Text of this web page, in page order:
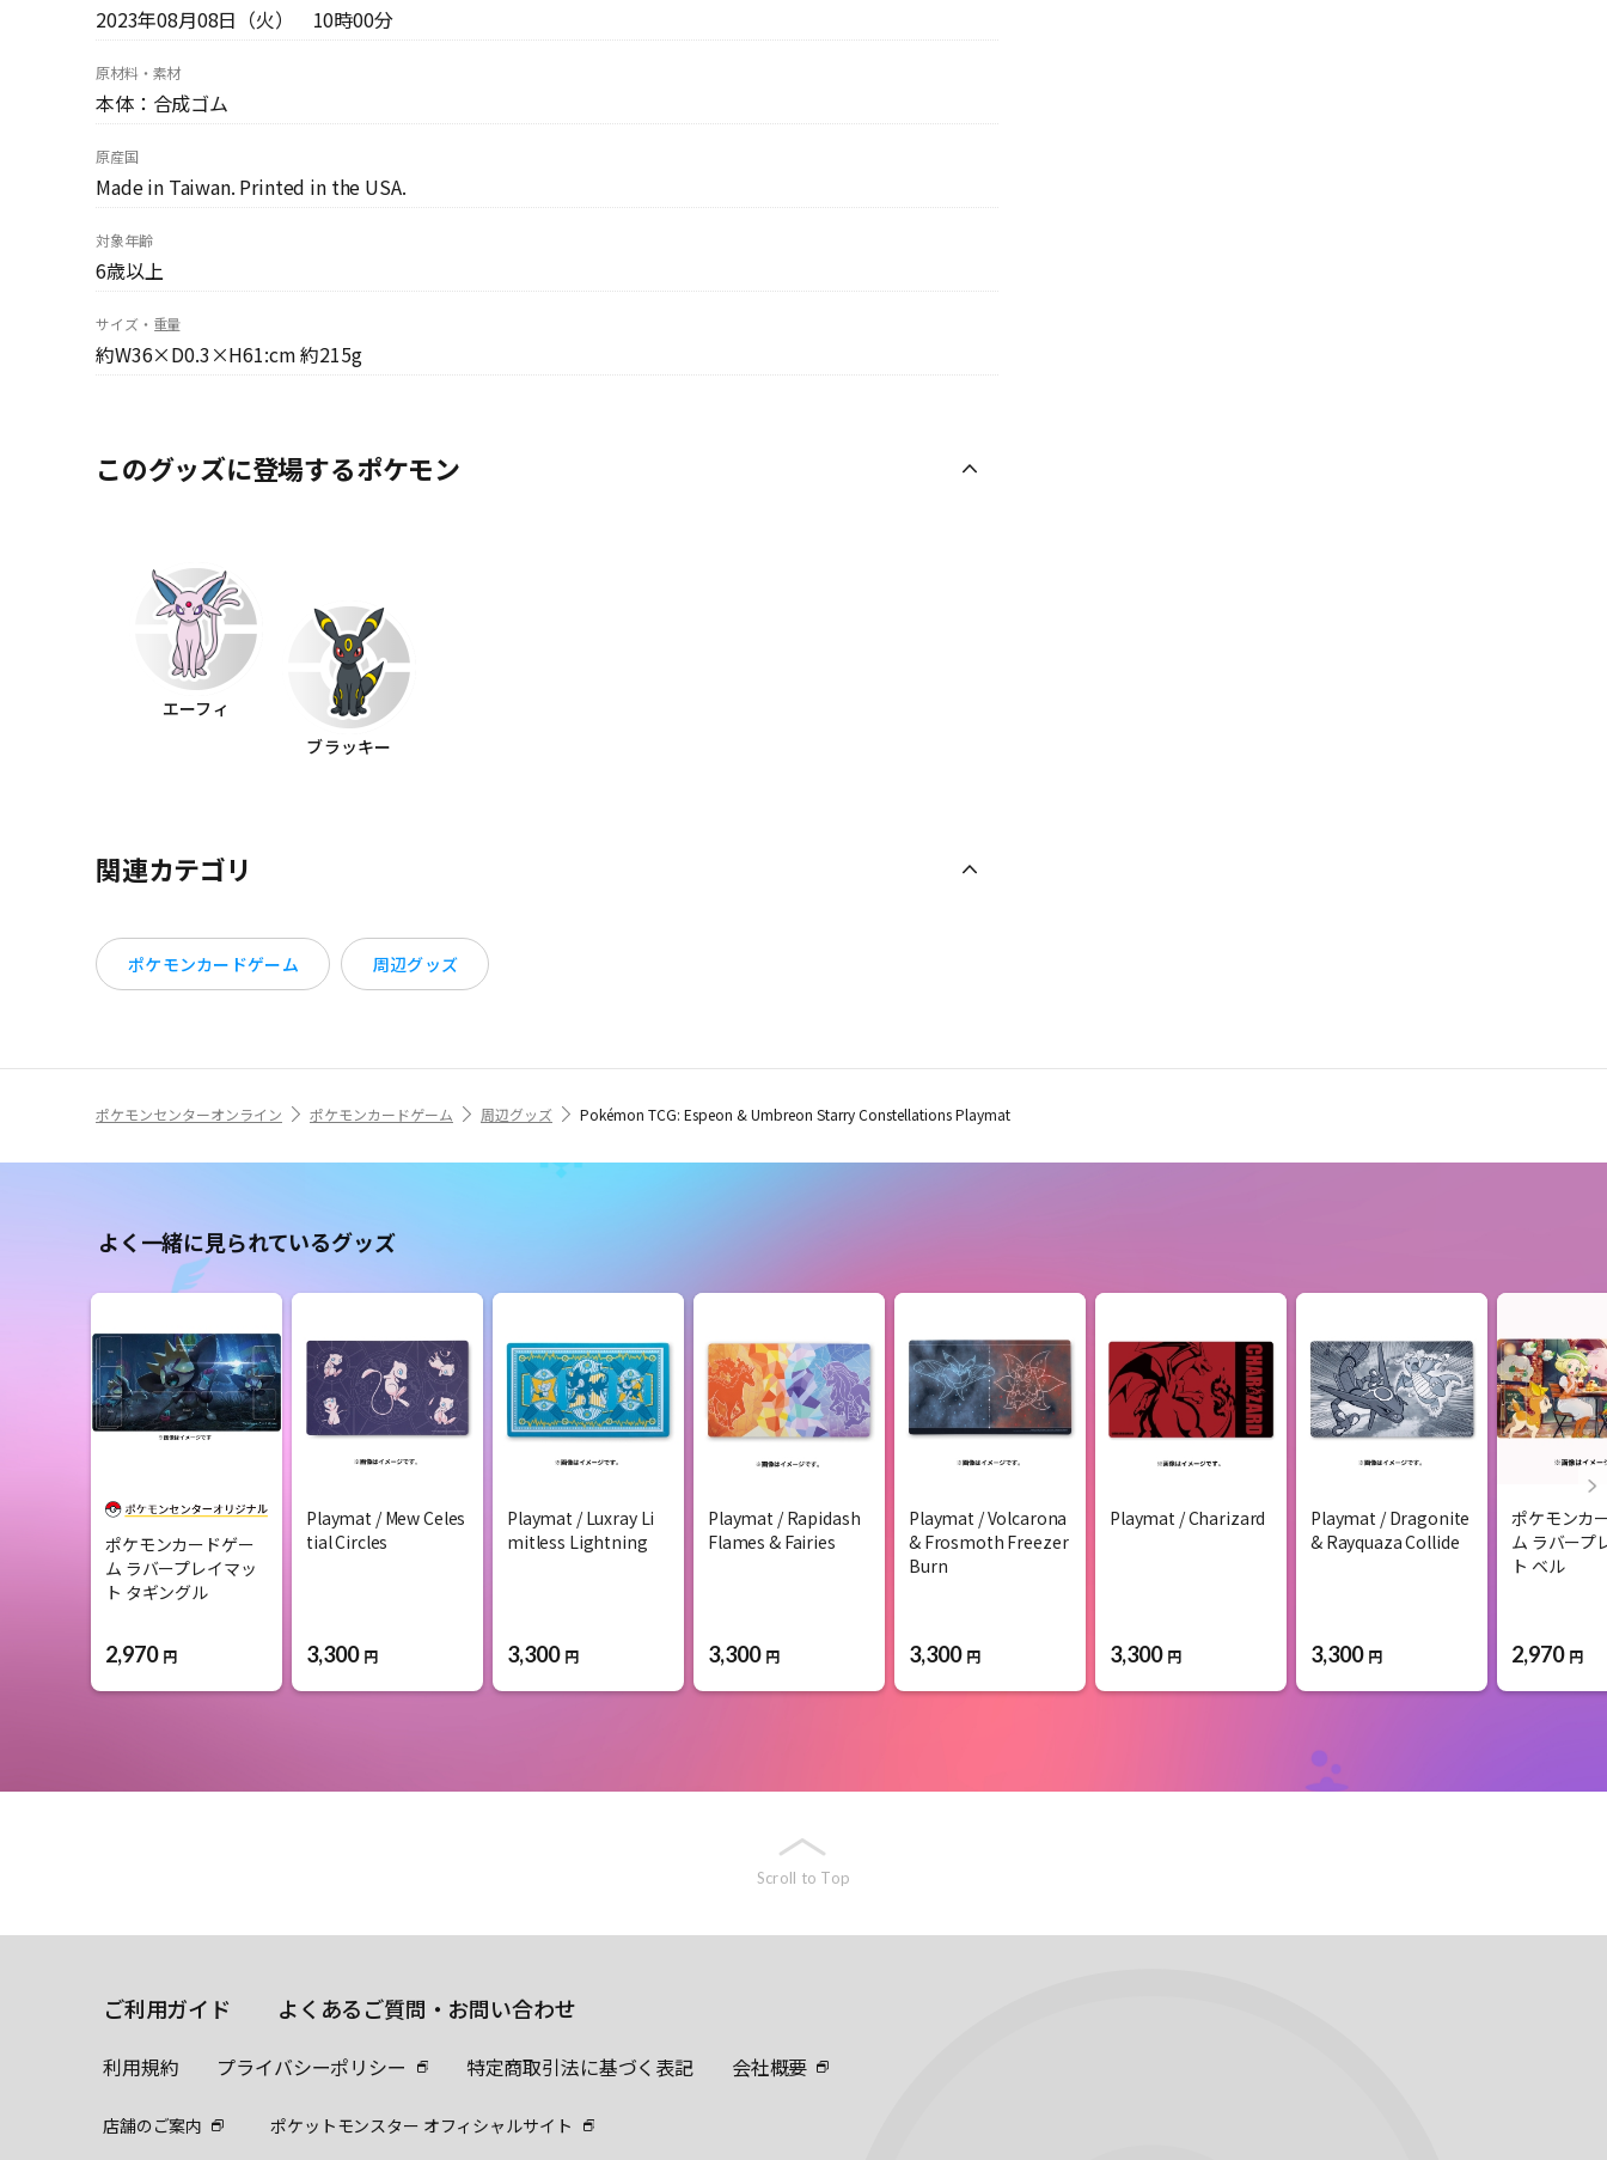
2023年08月08日（火） 10時00分
原材料・素材
本体：合成ゴム
原産国
Made in Taiwan. Printed in the USA.
対象年齢
6歳以上
サイズ・重量
約W36×D0.3×H61:cm 約215g
このグッズに登場するポケモン
エーフィ
ブラッキー
関連カテゴリ
ポケモンカードゲーム 周辺グッズ
ポケモンセンターオンライン ポケモンカードゲーム 周辺グッズ Pokémon TCG: Espeon & Umbreon Starry Constellations Playmat
よく一緒に見られているグッズ
ポケモンカードゲー
ム ラバープレイマッ
ト タギングル
2,970 円
Playmat / Mew Celes
tial Circles
3,300 円
Playmat / Luxray Li
mitless Lightning
3,300 円
Playmat / Rapidash
Flames & Fairies
3,300 円
Playmat / Volcarona
& Frosmoth Freezer
Burn
3,300 円
Playmat / Charizard
3,300 円
Playmat / Dragonite
& Rayquaza Collide
3,300 円
ポケモンカ
ム ラバープ
ト ベル
2,970 円
Scroll to Top
ご利用ガイド よくあるご質問・お問い合わせ
利用規約 プライバシーポリシー 特定商取引法に基づく表記 会社概要
店舗のご案内 ポケットモンスター オフィシャルサイト